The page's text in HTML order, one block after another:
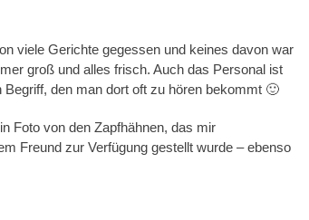
viele Gerichte gegessen und keines davon war
groß und alles frisch. Auch das Personal ist
Begriff, den man dort oft zu hören bekommt 🙂
Foto von den Zapfhähnen, das mir
Freund zur Verfügung gestellt wurde – ebenso